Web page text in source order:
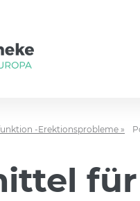
-Erektionsprobleme »